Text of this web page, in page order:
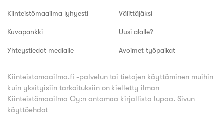
Kiinteistömaailma lyhyesti
Kuvapankki
Yhteystiedot medialle
Välittäjäksi
Uusi alalle?
Avoimet työpaikat
Kiinteistomaailma.fi -palvelun tai tietojen käyttäminen muihin
kuin yksityisiin tarkoituksiin on kielletty ilman
Kiinteistömaailma Oy:n antamaa kirjallista lupaa. Sivun
käyttöehdot